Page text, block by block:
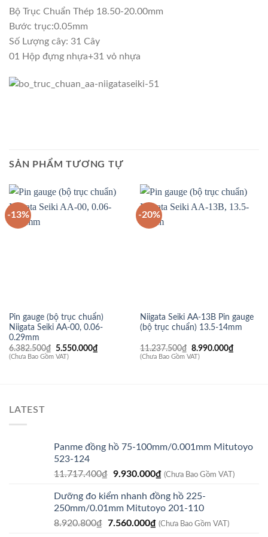
Bộ Trục Chuẩn Thép 18.50-20.00mm
Bước trục:0.05mm
Số Lượng cây: 31 Cây
01 Hộp đựng nhựa+31 vỏ nhựa
SẢN PHẨM TƯƠNG TỰ
-13%
Pin gauge (bộ trục chuẩn)
Niigata Seiki AA-00, 0.06-
0.29mm
6.382.500₫ Giá
gốc
5.550.000₫Giá
(Chưa Bao Gồm VAT)
-20%
Niigata Seiki AA-13B Pin gauge
(bộ trục chuẩn) 13.5-14mm
11.237.500₫ Giá
gốc
8.990.000₫Giá
(Chưa Bao Gồm VAT)
LATEST
Panme đồng hồ 75-100mm/0.001mm Mitutoyo
523-124
11.717.400₫ Giá
là:
11.717.400₫.
9.930.000₫Giá
tại
là:
9.930.000₫.
(Chưa Bao Gồm VAT)
Dưỡng đo kiểm nhanh đồng hồ 225-
250mm/0.01mm Mitutoyo 201-110
8.920.800₫ Giá
7.560.000₫Giá
(Chưa Bao Gồm VAT)